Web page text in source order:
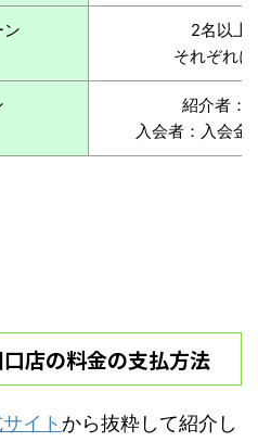
ン
2名以上
それぞれ
紹介者：
入会者：入会
店の料金の支払方法
イトから抜粋して紹介し